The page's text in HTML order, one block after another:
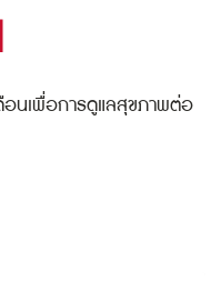
อนเพื่อการดูแลสุขภาพต่อ